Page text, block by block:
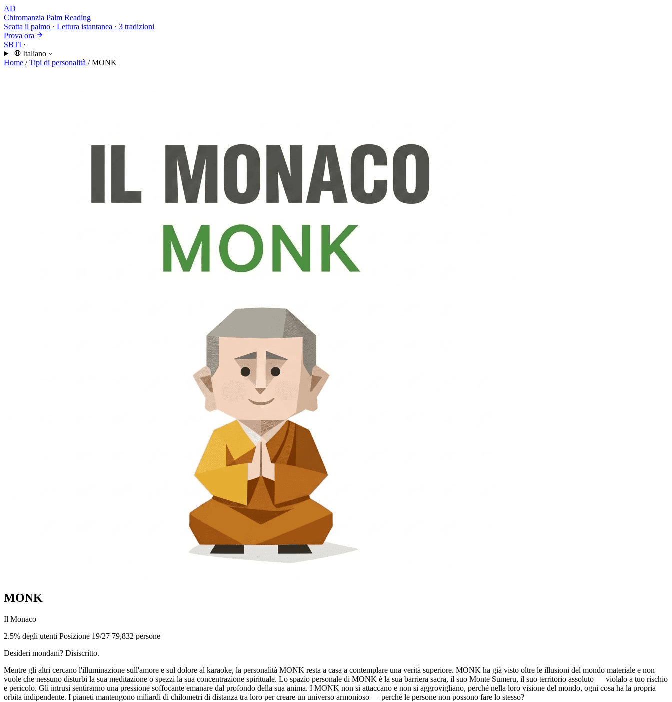
AD
Chiromanzia Palm Reading
Scatta il palmo · Lettura istantanea · 3 tradizioni
Prova ora
SBTI ·
Italiano
Home / Tipi di personalità / MONK
MONK
Il Monaco
2.5% degli utenti Posizione 19/27 79,832 persone
Desideri mondani? Disiscritto.
Mentre gli altri cercano l'illuminazione sull'amore e sul dolore al karaoke, la personalità MONK resta a casa a contemplare una verità superiore. MONK ha già visto oltre le illusioni del mondo materiale e non
vuole che nessuno disturbi la sua meditazione o spezzi la sua concentrazione spirituale. Lo spazio personale di MONK è la sua barriera sacra, il suo Monte Sumeru, il suo territorio assoluto — violalo a tuo rischio
e pericolo. Gli intrusi sentiranno una pressione soffocante emanare dal profondo della sua anima. I MONK non si attaccano e non si aggrovigliano, perché nella loro visione del mondo, ogni cosa ha la propria
orbita indipendente. I pianeti mantengono miliardi di chilometri di distanza tra loro per creare un universo armonioso — perché le persone non possono fare lo stesso?